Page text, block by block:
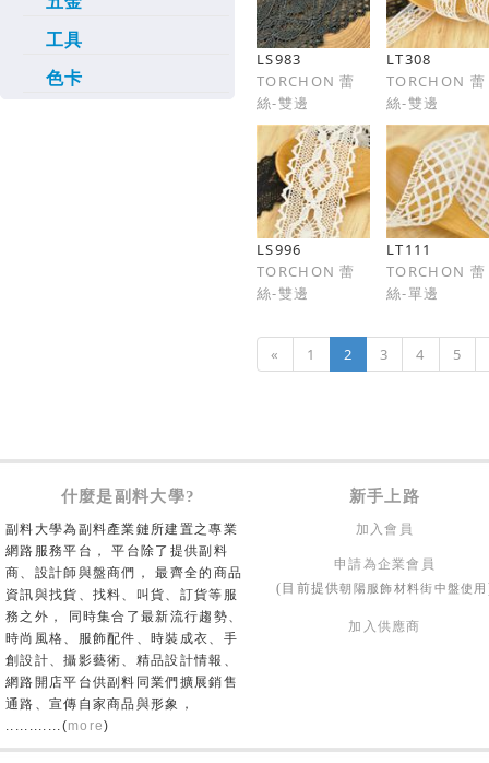
工具
色卡
LS983
TORCHON 蕾
絲-雙邊
LT308
TORCHON 蕾
絲-雙邊
LS996
TORCHON 蕾
絲-雙邊
LT111
TORCHON 蕾
絲-單邊
« 1 2 3 4 5
什麼是副料大學? 新手上路
副料大學為副料產業鏈所建置之專業
網路服務平台， 平台除了提供副料
商、設計師與盤商們， 最齊全的商品
資訊與找貨、找料、叫貨、訂貨等服
務之外， 同時集合了最新流行趨勢、
時尚風格、服飾配件、時裝成衣、手
創設計、攝影藝術、精品設計情報、
網路開店平台供副料同業們擴展銷售
通路、宣傳自家商品與形象，
............(more)
加入會員
申請為企業會員
(目前提供朝陽服飾材料街中盤使用
加入供應商